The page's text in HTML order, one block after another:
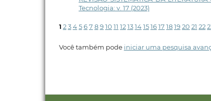
Tecnologia: v. 17 (2023)
1 234567 8910 11 121314151617 181920 21 22
Você também pode iniciar uma pesquisa